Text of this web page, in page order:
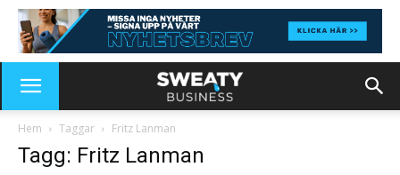
Hem Taggar Fritz Lanman
Tagg: Fritz Lanman